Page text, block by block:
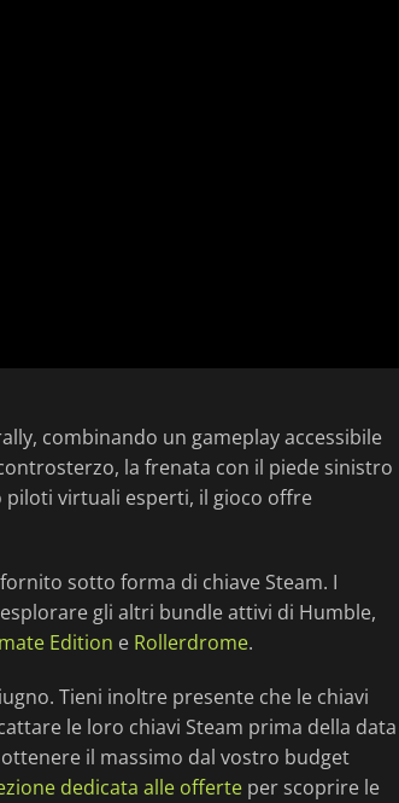
combinando un gameplay accessibile
la frenata con il piede sinistro
piloti virtuali esperti, il gioco offre
sotto forma di chiave Steam. I
gli altri bundle attivi di Humble,
Edition e Rollerdrome.
Tieni inoltre presente che le chiavi
le loro chiavi Steam prima della data
il massimo dal vostro budget
dedicata alle offerte per scoprire le